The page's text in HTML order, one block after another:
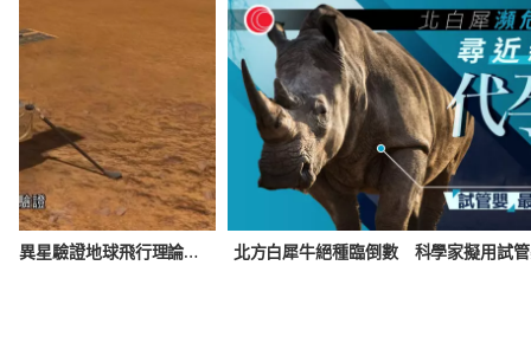
火星直升機「機智號」完成使命 異星驗證地球飛行理論 飛行72次超額完成